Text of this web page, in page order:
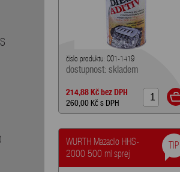
číslo produktu: 001-1419
dostupnost: skladem
214,88 Kčbez DPH
260,00 Kčs DPH
WURTH Mazadlo HHS-
2000 500 ml sprej
TIP